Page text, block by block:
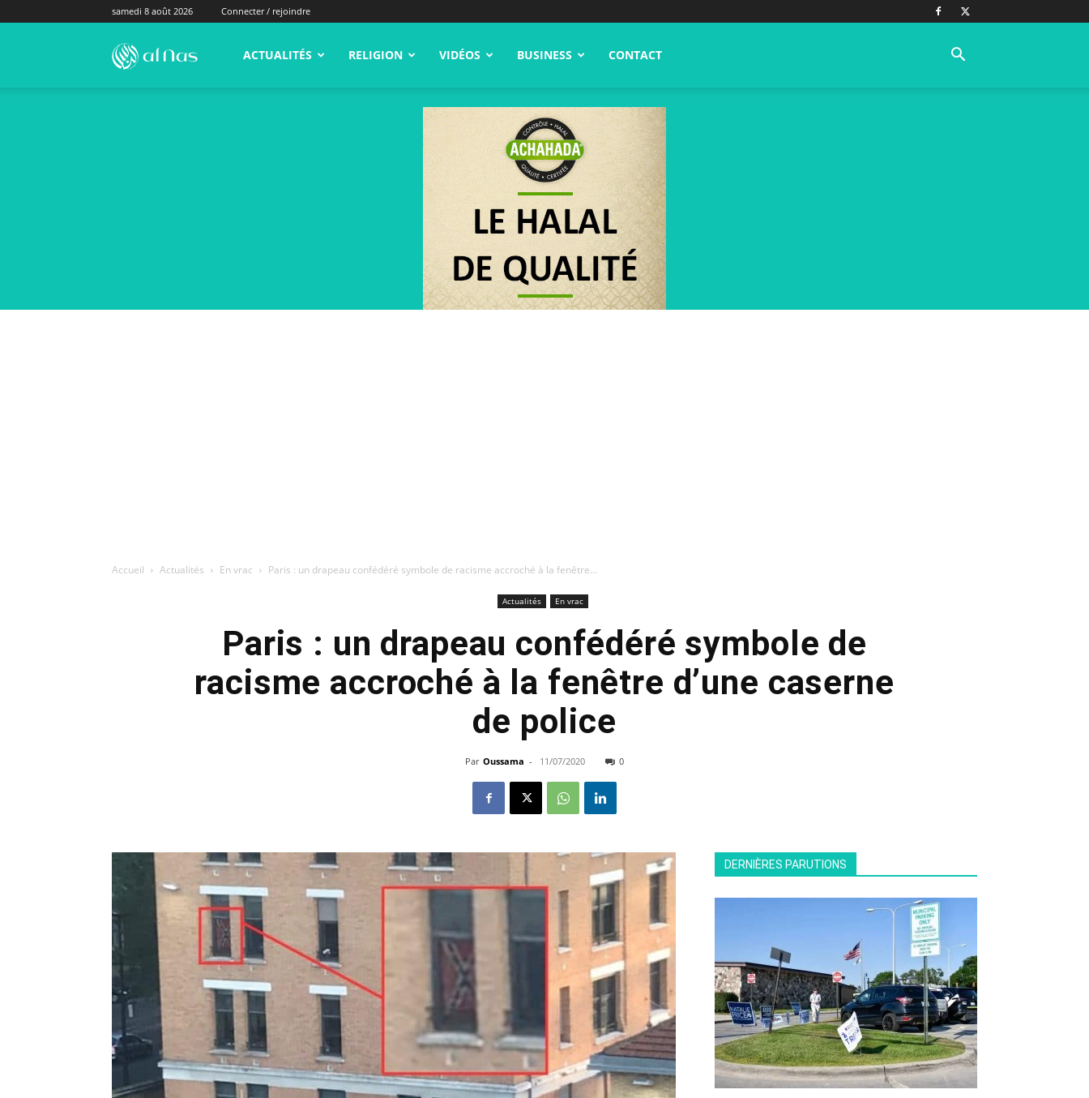
samedi 8 août 2026 Connecter / rejoindre
alNas.fr ACTUALITÉS RELIGION VIDÉOS BUSINESS CONTACT
Accueil Actualités En vrac Paris : un drapeau confédéré symbole de racisme accroché à la fenêtre...
Actualités En vrac
Paris : un drapeau confédéré symbole de
racisme accroché à la fenêtre d’une caserne
de police
Par Oussama - 11/07/2020 0
DERNIÈRES PARUTIONS